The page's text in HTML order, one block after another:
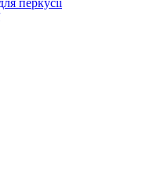
перкусії